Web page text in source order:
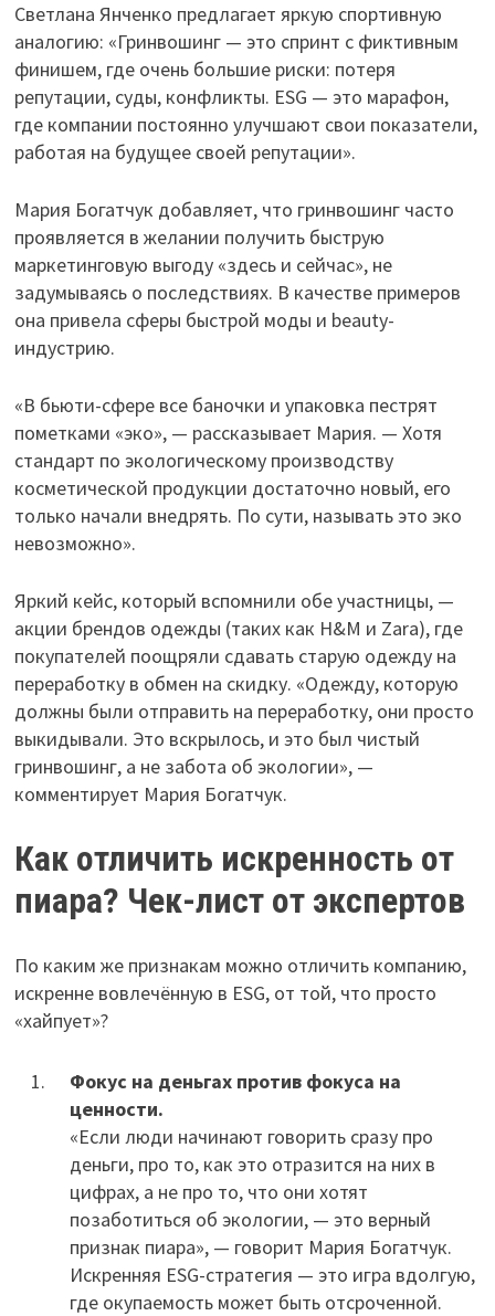
Светлана Янченко предлагает яркую спортивную
аналогию: «Гринвошинг — это спринт с фиктивным
финишем, где очень большие риски: потеря
репутации, суды, конфликты. ESG — это марафон,
где компании постоянно улучшают свои показатели,
работая на будущее своей репутации».
Мария Богатчук добавляет, что гринвошинг часто
проявляется в желании получить быструю
маркетинговую выгоду «здесь и сейчас», не
задумываясь о последствиях. В качестве примеров
она привела сферы быстрой моды и beauty-
индустрию.
«В бьюти-сфере все баночки и упаковка пестрят
пометками «эко», — рассказывает Мария. — Хотя
стандарт по экологическому производству
косметической продукции достаточно новый, его
только начали внедрять. По сути, называть это эко
невозможно».
Яркий кейс, который вспомнили обе участницы, —
акции брендов одежды (таких как H&M и Zara), где
покупателей поощряли сдавать старую одежду на
переработку в обмен на скидку. «Одежду, которую
должны были отправить на переработку, они просто
выкидывали. Это вскрылось, и это был чистый
гринвошинг, а не забота об экологии», —
комментирует Мария Богатчук.
Как отличить искренность от
пиара? Чек-лист от экспертов
По каким же признакам можно отличить компанию,
искренне вовлечённую в ESG, от той, что просто
«хайпует»?
Фокус на деньгах против фокуса на
ценности.
«Если люди начинают говорить сразу про
деньги, про то, как это отразится на них в
цифрах, а не про то, что они хотят
позаботиться об экологии, — это верный
признак пиара», — говорит Мария Богатчук.
Искренняя ESG-стратегия — это игра вдолгую,
где окупаемость может быть отсроченной.